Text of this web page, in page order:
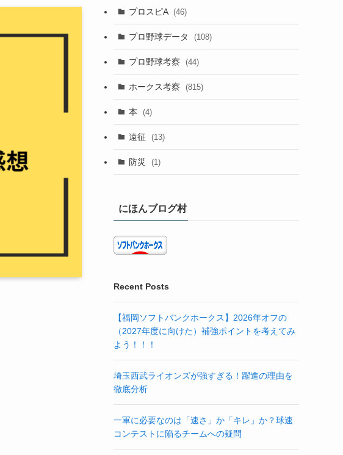
プロスピA (46)
プロ野球データ (108)
プロ野球考察 (44)
ホークス考察 (815)
本 (4)
遠征 (13)
防災 (1)
にほんブログ村
Recent Posts
【福岡ソフトバンクホークス】2026年オフの
（2027年度に向けた）補強ポイントを考えてみ
よう！！！
埼玉西武ライオンズが強すぎる！躍進の理由を
徹底分析
一軍に必要なのは「速さ」か「キレ」か？球速
コンテストに陥るチームへの疑問